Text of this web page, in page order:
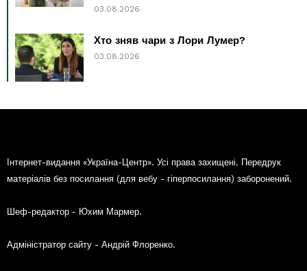
03.08.2026
Хто зняв чари з Лори Лумер?
03.08.2026
Інтернет-видання «Україна-Центр». Усі права захищені. Передрук
матеріалів без посилання (для вебу - гіперпосилання) заборонений.
Шеф-редактор - Юхим Мармер.
Адміністратор сайту - Андрій Флоренко.